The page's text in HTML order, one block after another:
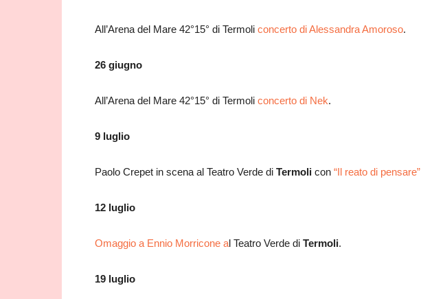
All’Arena del Mare 42°15° di Termoli concerto di Alessandra Amoroso.
26 giugno
All’Arena del Mare 42°15° di Termoli concerto di Nek.
9 luglio
Paolo Crepet in scena al Teatro Verde di Termoli con “Il reato di pensare”
12 luglio
Omaggio a Ennio Morricone al Teatro Verde di Termoli.
19 luglio